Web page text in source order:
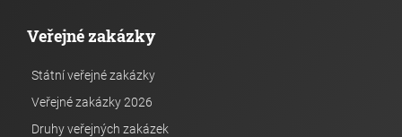
Veřejné zakázky
Státní veřejné zakázky
Veřejné zakázky 2026
Druhy veřejných zakázek